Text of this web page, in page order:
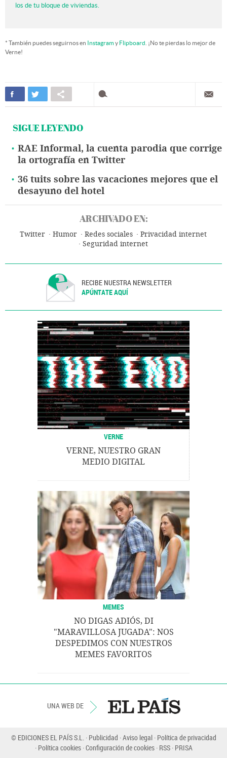
los de tu bloque de viviendas.
* También puedes seguirnos en Instagramy Flipboard . ¡No te pierdas lo mejor de
Verne!
SIGUE LEYENDO
RAE Informal, la cuenta parodia que corrige
la ortografía en Twitter
36 tuits sobre las vacaciones mejores que el
desayuno del hotel
ARCHIVADO EN:
Twitter Humor Redes sociales
Privacidad internet
Seguridad internet
RECIBE NUESTRA NEWSLETTER
APÚNTATE AQUÍ
VERNE
VERNE, NUESTRO GRAN
MEDIO DIGITAL
MEMES
NO DIGAS ADIÓS, DI
"MARAVILLOSA JUGADA": NOS
DESPEDIMOS CON NUESTROS
MEMES FAVORITOS
UNA WEB DE
© EDICIONES EL PAÍS S.L. Publicidad Aviso legal Política de privacidad
Política cookies Configuración de cookies RSS PRISA